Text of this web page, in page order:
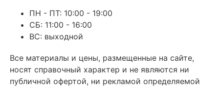
ПН - ПТ: 10:00 - 19:00
СБ: 11:00 - 16:00
ВС: выходной
Все материалы и цены, размещенные на сайте,
носят справочный характер и не являются ни
публичной офертой, ни рекламой определяемой